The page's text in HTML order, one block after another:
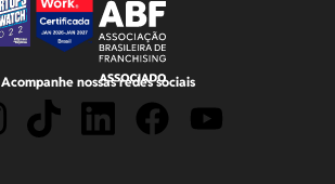
Acompanhe nossas redes sociais